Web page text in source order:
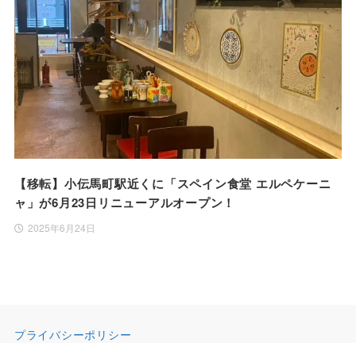
【移転】小伝馬町駅近くに「スペイン食堂 エルペケーニ
ャ」が6月23日リニューアルオープン！
2025年6月24日
プライバシーポリシー